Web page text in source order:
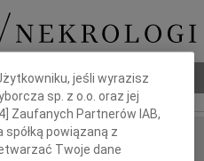
jeśli wyrazisz
sp. z o.o. oraz jej
] Zaufanych Partnerów IAB,
spółką powiązaną z
Twoje dane